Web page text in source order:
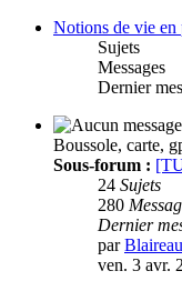
Notions de vie en
Sujets
Messages
Dernier
Boussole, carte,
Sous-forum :
24 Sujets
280
Dernier
par
ven. 3 avr.